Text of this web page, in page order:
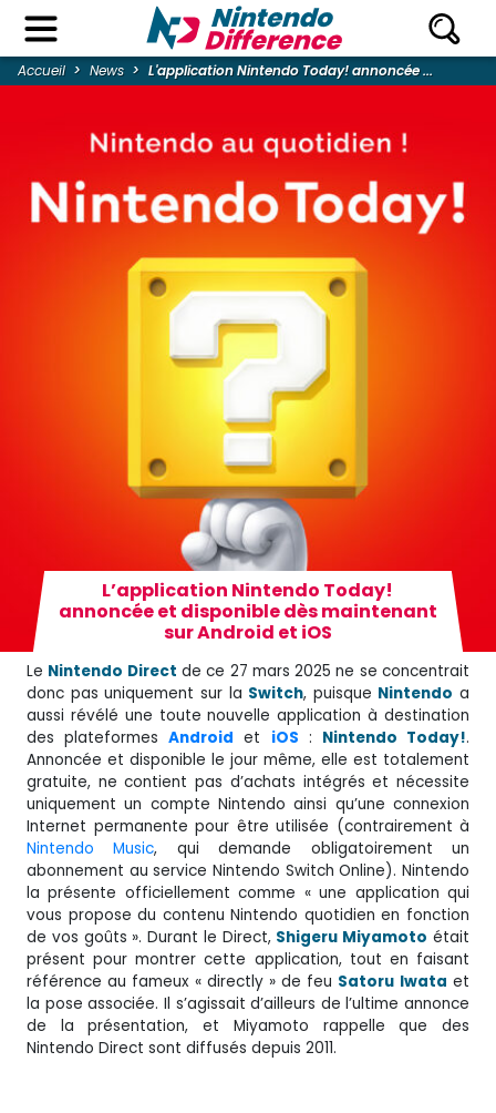
Accueil News L'application Nintendo Today! annoncée ...
L’application Nintendo Today!
annoncée et disponible dès maintenant
sur Android et iOS
Le Nintendo Direct de ce 27 mars 2025 ne se concentrait
donc pas uniquement sur la Switch, puisque Nintendo a
aussi révélé une toute nouvelle application à destination
des plateformesAndroid et iOS : Nintendo Today!.
Annoncée et disponible le jour même, elle est totalement
gratuite, ne contient pas d’achats intégrés et nécessite
uniquement un compte Nintendo ainsi qu’une connexion
Internet permanente pour être utilisée (contrairement à
Nintendo Music, qui demande obligatoirement un
abonnement au service Nintendo Switch Online). Nintendo
la présente officiellement comme « une application qui
vous propose du contenu Nintendo quotidien en fonction
de vos goûts ». Durant le Direct, Shigeru Miyamoto était
présent pour montrer cette application, tout en faisant
référence au fameux « directly » de feu Satoru Iwata et
la pose associée. Il s’agissait d’ailleurs de l’ultime annonce
de la présentation, et Miyamoto rappelle que des
Nintendo Direct sont diffusés depuis 2011.